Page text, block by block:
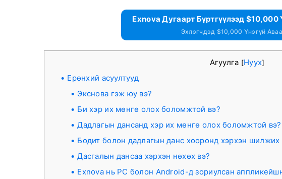
Exnova Дугаарт Бүртгүүлээд $10,000
Эхлэгчдэд $10,000 Үнэгүй
Агуулга [Нуух]
Ерөнхий асуултууд
Экснова гэж юу вэ?
Би хэр их мөнгө олох боломжтой вэ?
Дадлагын дансанд хэр их мөнгө олох боломжтой вэ?
Бодит болон дадлагын данс хооронд хэрхэн шилжих
Дасгалын дансаа хэрхэн нөхөх вэ?
Exnova нь PC болон Android-д зориулсан